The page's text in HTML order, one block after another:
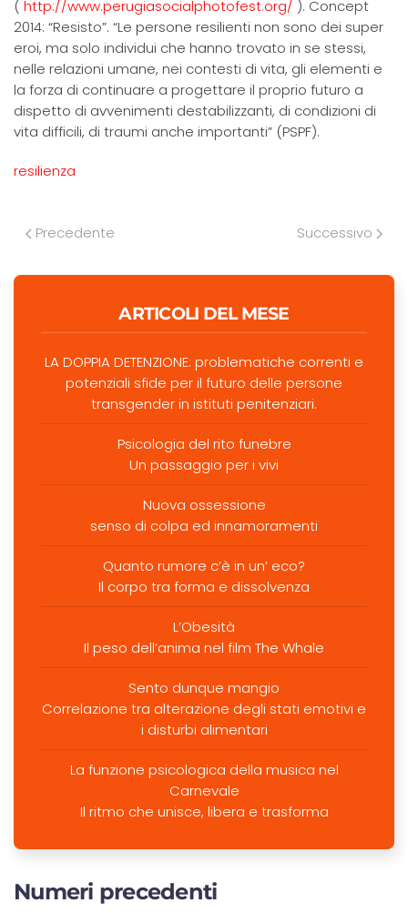
( http://www.perugiasocialphotofest.org/ ). Concept
2014: “Resisto”. “Le persone resilienti non sono dei super
eroi, ma solo individui che hanno trovato in se stessi,
nelle relazioni umane, nei contesti di vita, gli elementi e
la forza di continuare a progettare il proprio futuro a
dispetto di avvenimenti destabilizzanti, di condizioni di
vita difficili, di traumi anche importanti” (PSPF).
resilienza
Precedente Successivo
ARTICOLI DEL MESE
LA DOPPIA DETENZIONE: problematiche correnti e
potenziali sfide per il futuro delle persone
transgender in istituti penitenziari.
Psicologia del rito funebre
Un passaggio per i vivi
Nuova ossessione
senso di colpa ed innamoramenti
Quanto rumore c’è in un’ eco?
Il corpo tra forma e dissolvenza
L’Obesità
Il peso dell’anima nel film The Whale
Sento dunque mangio
Correlazione tra alterazione degli stati emotivi e
i disturbi alimentari
La funzione psicologica della musica nel
Carnevale
Il ritmo che unisce, libera e trasforma
Numeri precedenti